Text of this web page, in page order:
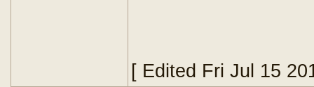
[ Edited Fri Jul 15